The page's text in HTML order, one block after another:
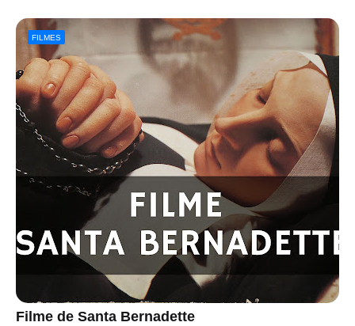
FILMES
Filme de Santa Bernadette